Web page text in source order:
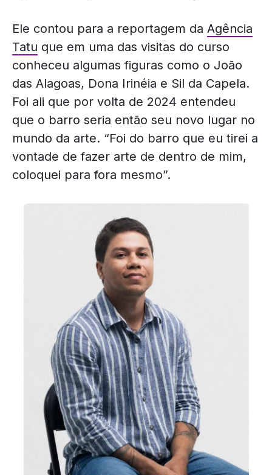
Ele contou para a reportagem da Agência
Tatu que em uma das visitas do curso
conheceu algumas figuras como o João
das Alagoas, Dona Irinéia e Sil da Capela.
Foi ali que por volta de 2024 entendeu
que o barro seria então seu novo lugar no
mundo da arte. “Foi do barro que eu tirei a
vontade de fazer arte de dentro de mim,
coloquei para fora mesmo”.